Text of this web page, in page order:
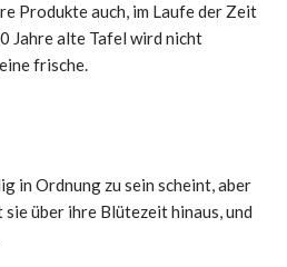
Produkte auch, im Laufe der Zeit
Jahre alte Tafel wird nicht
frische.
in Ordnung zu sein scheint, aber
über ihre Blütezeit hinaus, und